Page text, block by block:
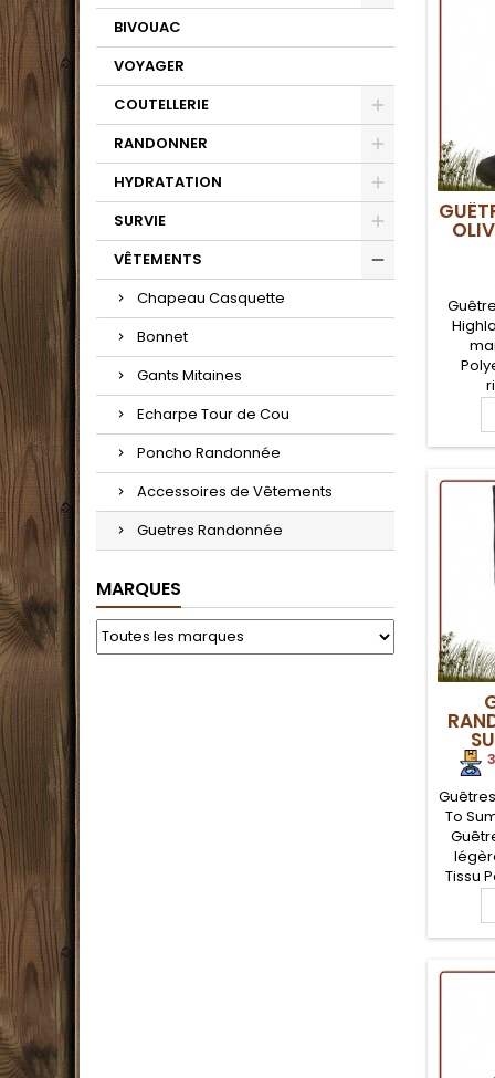
BIVOUAC
VOYAGER
COUTELLERIE
RANDONNER
HYDRATATION
SURVIE
VÊTEMENTS
Chapeau Casquette
Bonnet
Gants Mitaines
Echarpe Tour de Cou
Poncho Randonnée
Accessoires de Vêtements
Guetres Randonnée
MARQUES
To
Tissu
et
avant